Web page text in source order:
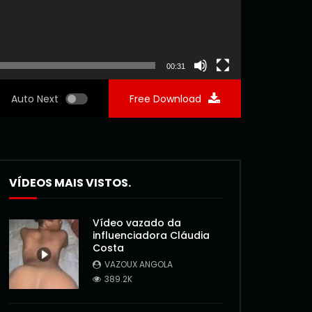
00:31
Auto Next Free Download
VÍDEOS MAIS VISTOS.
Vídeo vazado da
influenciadora Cláudia
Costa
VAZOUX ANGOLA
389.2K